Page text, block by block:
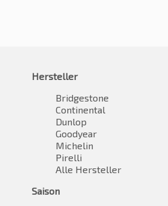
Hersteller
Bridgestone
Continental
Dunlop
Goodyear
Michelin
Pirelli
Alle Hersteller
Saison